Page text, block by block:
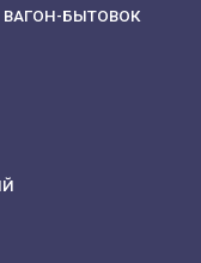
БЫТОВОК